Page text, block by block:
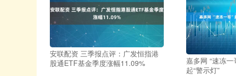
安联配资 三季报点评：广发恒指港
股通ETF基金季度涨幅11.09%
嘉多网 “速冻
起“警示灯”